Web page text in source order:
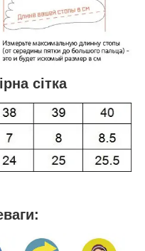
сітка